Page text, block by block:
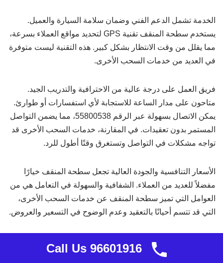
الخدمة تشمل الدعم الفني وضمان سلامة السيارة والعميل.
يستخدم سطحة المنقف تقنية GPS لتحديد مواقع العملاء بسرعة،
مما يقلل من وقت الانتظار بشكل كبير. هذه التقنية ليست متوفرة
في العديد من خدمات السحب الأخرى.
فريق العمل على درجة عالية من الاحترافية والتدريب الجيد.
متاحون على مدار الساعة للاستجابة لأي استفسارات أو طوارئ.
يمكن الاتصال بسهولة عبر الرقم 55800538، مما يضمن التواصل
المستمر بدون تعقيدات. في المقارنة، خدمات السحب الأخرى قد
تواجه مشكلات في التواصل وتستغرق وقتًا أطول للرد.
الأسعار التنافسية والجودة العالية تجعل سطحة المنقف خيارًا
مفضلاً للعديد من العملاء. الشفافية والسهولة في التعامل هي من
العوامل التي تميز سطحة المنقف عن خدمات السحب الأخرى،
التي قد تتسم أحيانًا بالتعقيد وعدم الوضوح في التسعير والعروض.
بالمجمل، سطحة المنقف يجمع بين السرعة والكفاءة والسعر
المناسب، مما يجعله الخيار الأمثل للعملاء الذين يبحثون عن خدمة
Call Us 96601916